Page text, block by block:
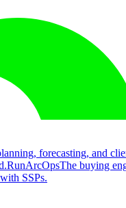
forecasting, and
RunArcOpsThe buying
SSPs.